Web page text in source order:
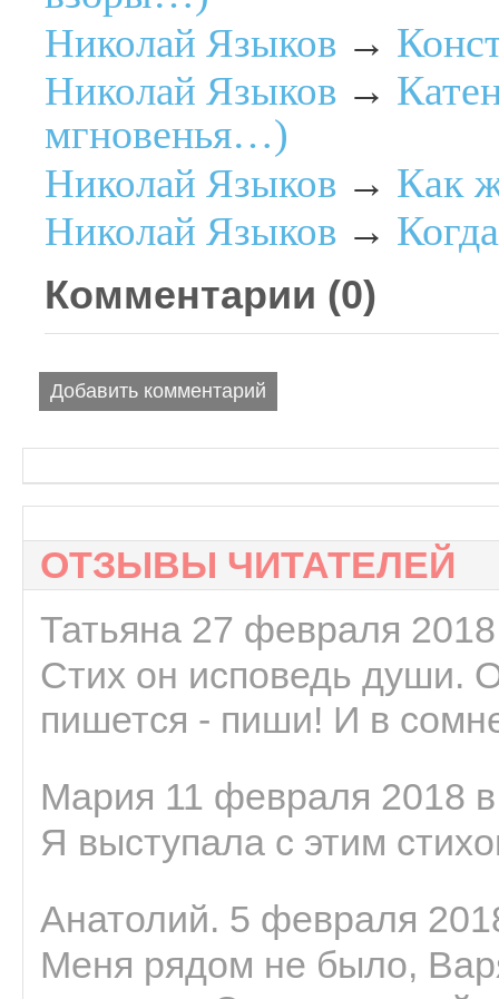
Николай Языков →
Николай Языков →
мгновенья…)
Николай Языков → Как
Николай Языков →
Комментарии (0)
Добавить комментарий
ОТЗЫВЫ ЧИТАТЕЛЕЙ
Татьяна 27 февраля
Стих он исповедь души.
пишется - пиши! И в
Мария 11 февраля 2018
Я выступала с этим
Анатолий. 5 февраля
Меня рядом не было,